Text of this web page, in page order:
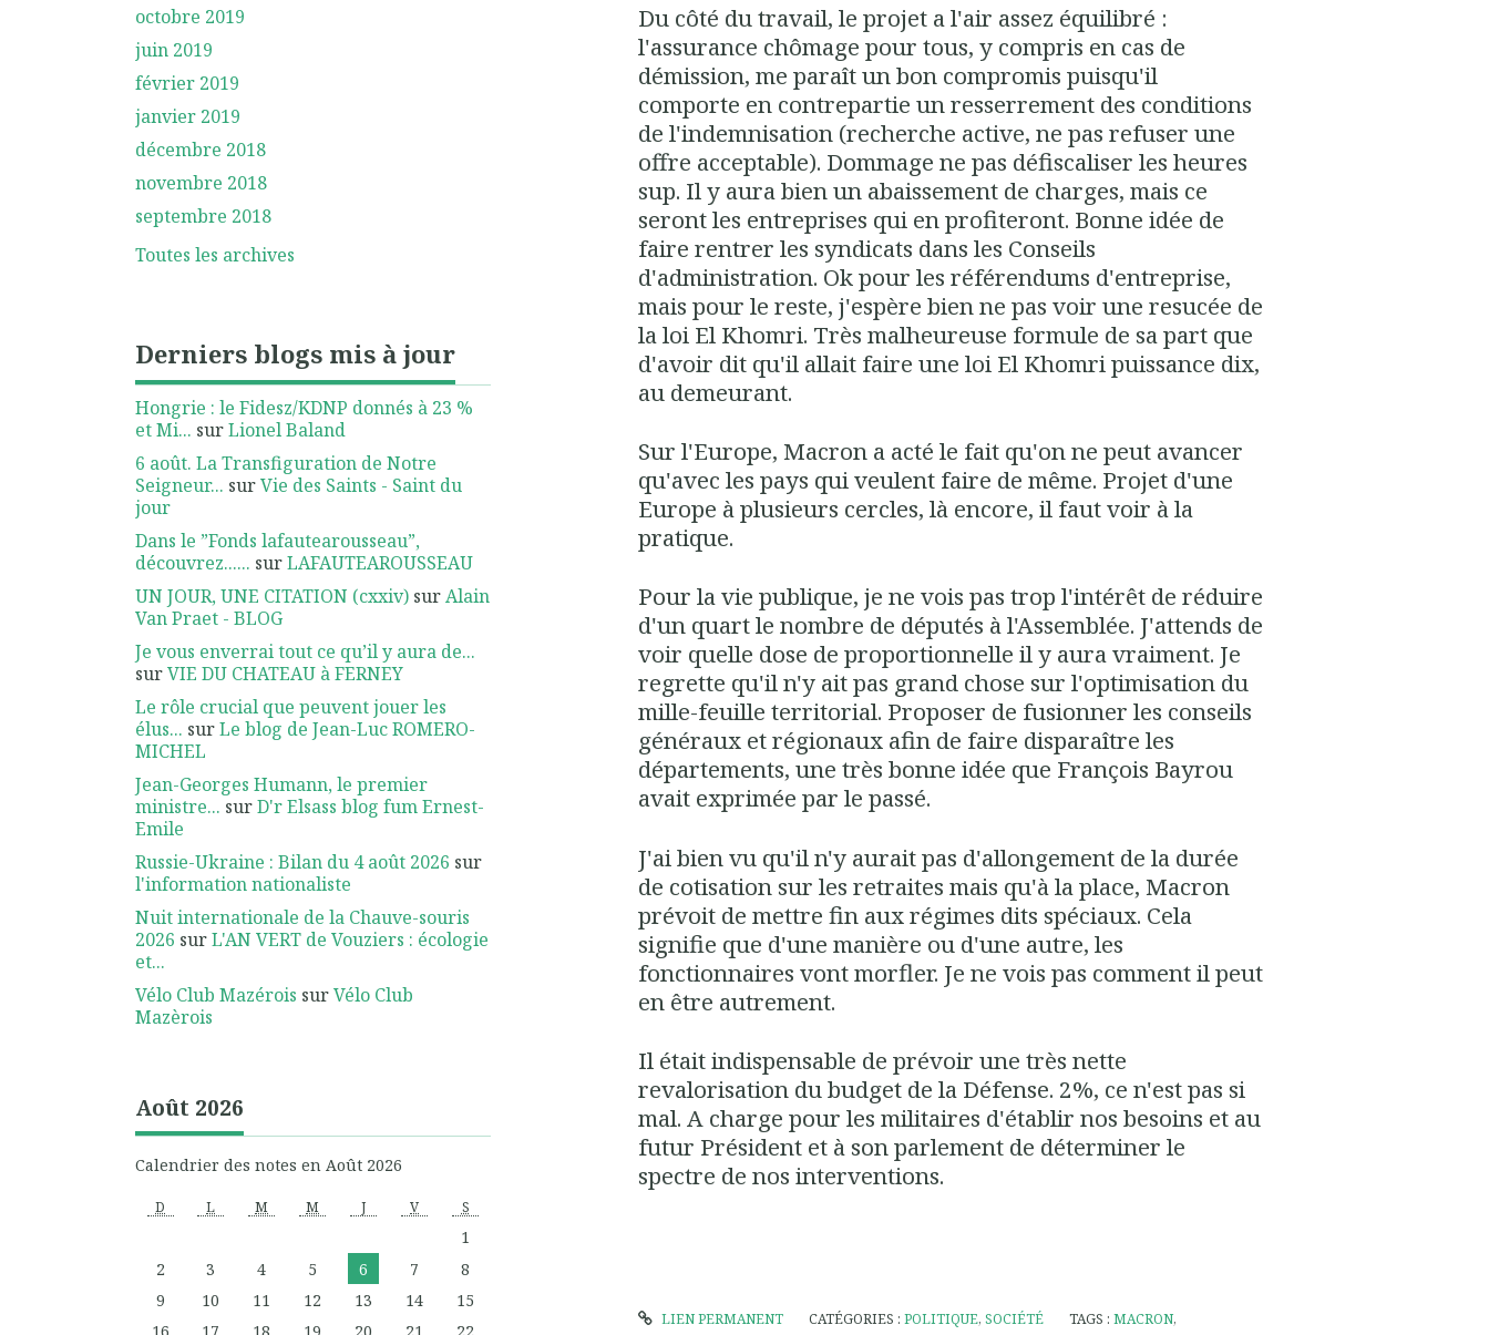
octobre 2019
juin 2019
février 2019
janvier 2019
décembre 2018
novembre 2018
septembre 2018
Toutes les archives
Derniers blogs mis à jour
Hongrie : le Fidesz/KDNP donnés à 23 %
et Mi... surLionel Baland
6 août. La Transfiguration de Notre
Seigneur... surVie des Saints - Saint du
jour
Dans le ”Fonds lafautearousseau”,
découvrez...... surLAFAUTEAROUSSEAU
UN JOUR, UNE CITATION (cxxiv) surAlain
Van Praet - BLOG
Je vous enverrai tout ce qu’il y aura de...
surVIE DU CHATEAU à FERNEY
Le rôle crucial que peuvent jouer les
élus... surLe blog de Jean-Luc ROMERO-
MICHEL
Jean-Georges Humann, le premier
ministre... surD'r Elsass blog fum Ernest-
Emile
Russie-Ukraine : Bilan du 4 août 2026 sur
l'information nationaliste
Nuit internationale de la Chauve-souris
2026 surL'AN VERT de Vouziers : écologie
et...
Vélo Club Mazérois surVélo Club
Mazèrois
Août 2026
Calendrier des notes en Août 2026
D L M M J V S
1
2
3 4 5 6 7
8
9
10 11 12 13 14
15
Du côté du travail, le projet a l'air assez équilibré :
l'assurance chômage pour tous, y compris en cas de
démission, me paraît un bon compromis puisqu'il
comporte en contrepartie un resserrement des conditions
de l'indemnisation (recherche active, ne pas refuser une
offre acceptable). Dommage ne pas défiscaliser les heures
sup. Il y aura bien un abaissement de charges, mais ce
seront les entreprises qui en profiteront. Bonne idée de
faire rentrer les syndicats dans les Conseils
d'administration. Ok pour les référendums d'entreprise,
mais pour le reste, j'espère bien ne pas voir une resucée de
la loi El Khomri. Très malheureuse formule de sa part que
d'avoir dit qu'il allait faire une loi El Khomri puissance dix,
au demeurant.
Sur l'Europe, Macron a acté le fait qu'on ne peut avancer
qu'avec les pays qui veulent faire de même. Projet d'une
Europe à plusieurs cercles, là encore, il faut voir à la
pratique.
Pour la vie publique, je ne vois pas trop l'intérêt de réduire
d'un quart le nombre de députés à l'Assemblée. J'attends de
voir quelle dose de proportionnelle il y aura vraiment. Je
regrette qu'il n'y ait pas grand chose sur l'optimisation du
mille-feuille territorial. Proposer de fusionner les conseils
généraux et régionaux afin de faire disparaître les
départements, une très bonne idée que François Bayrou
avait exprimée par le passé.
J'ai bien vu qu'il n'y aurait pas d'allongement de la durée
de cotisation sur les retraites mais qu'à la place, Macron
prévoit de mettre fin aux régimes dits spéciaux. Cela
signifie que d'une manière ou d'une autre, les
fonctionnaires vont morfler. Je ne vois pas comment il peut
en être autrement.
Il était indispensable de prévoir une très nette
revalorisation du budget de la Défense. 2%, ce n'est pas si
mal. A charge pour les militaires d'établir nos besoins et au
futur Président et à son parlement de déterminer le
spectre de nos interventions.
LIEN PERMANENT CATÉGORIES : POLITIQUE, SOCIÉTÉ TAGS : MACRON,